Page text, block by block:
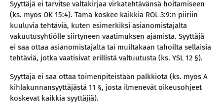
Syyttäjä ei tarvitse valtakirjaa virkatehtävänsä hoitamiseen
(ks. myös OK 15:4). Tämä koskee kaikkia ROL 3:9:n piiriin
kuuluvia tehtäviä, kuten esimerkiksi asianomistajalta
vakuutusyhtiölle siirtyneen vaatimuksen ajamista. Syyttäjä
ei saa ottaa asianomistajalta tai muiltakaan tahoilta sellaisia
tehtäviä, jotka vaatisivat erillistä valtuutusta (ks. YSL 12 §).
Syyttäjä ei saa ottaa toimenpiteistään palkkiota (ks. myös A
kihlakunnansyyttäjästä 11 §, josta ilmenevät oikeusohjeet
koskevat kaikkia syyttäjiä).